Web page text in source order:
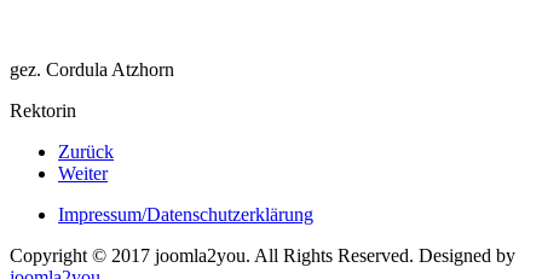
gez. Cordula Atzhorn
Rektorin
Zurück
Weiter
Impressum/Datenschutzerklärung
Copyright © 2017 joomla2you. All Rights Reserved. Designed by